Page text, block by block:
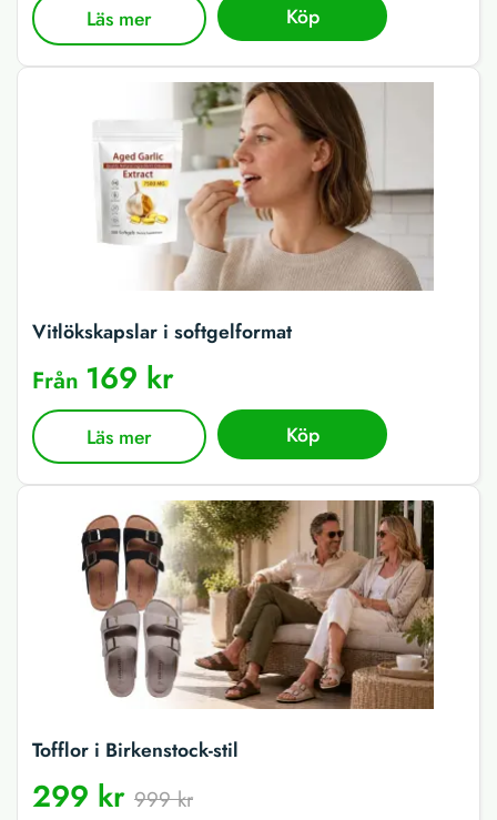
Läs mer Köp
Vitlökskapslar i softgelformat
Från 169 kr
Läs mer Köp
Tofflor i Birkenstock-stil
299 kr 999 kr